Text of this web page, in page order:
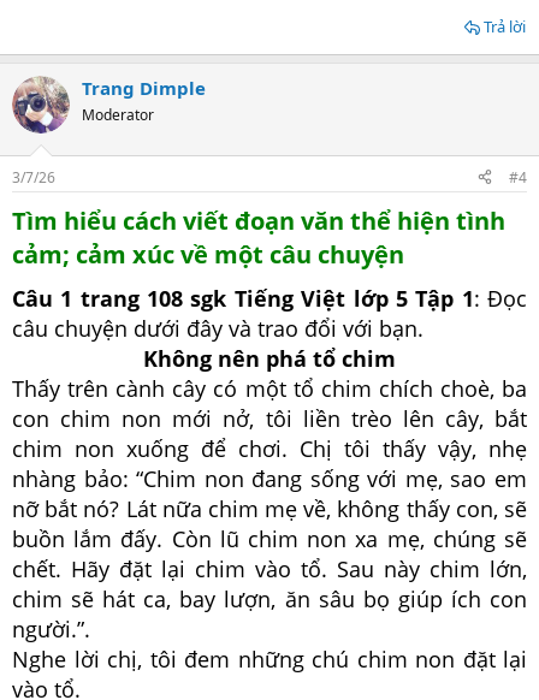
Trả lời
Trang Dimple
Moderator
3/7/26 #4
Tìm hiểu cách viết đoạn văn thể hiện tình
cảm; cảm xúc về một câu chuyện
Câu 1 trang 108 sgk Tiếng Việt lớp 5 Tập 1: Đọc
câu chuyện dưới đây và trao đổi với bạn.
Không nên phá tổ chim
Thấy trên cành cây có một tổ chim chích choè, ba
con chim non mới nở, tôi liền trèo lên cây, bắt
chim non xuống để chơi. Chị tôi thấy vậy, nhẹ
nhàng bảo: “Chim non đang sống với mẹ, sao em
nỡ bắt nó? Lát nữa chim mẹ về, không thấy con, sẽ
buồn lắm đấy. Còn lũ chim non xa mẹ, chúng sẽ
chết. Hãy đặt lại chim vào tổ. Sau này chim lớn,
chim sẽ hát ca, bay lượn, ăn sâu bọ giúp ích con
người.”.
Nghe lời chị, tôi đem những chú chim non đặt lại
vào tổ.